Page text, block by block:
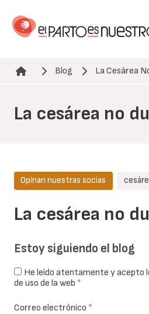
contenido
Ruta de navegación
Blog La Cesárea
La cesárea no
La cesárea no
Opinan nuestras socias
Estoy siguiendo el blog
He leído atentamente y acepto
de uso de la web *
Correo electrónico *